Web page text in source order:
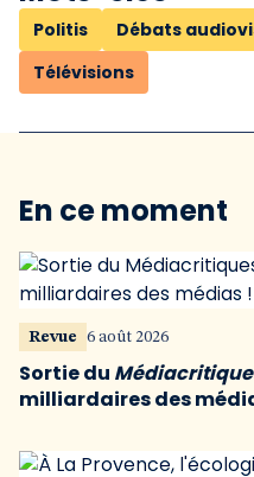
Politis Débats
Télévisions
En ce moment
Revue 6 août 2026
Sortie du
milliardaires des